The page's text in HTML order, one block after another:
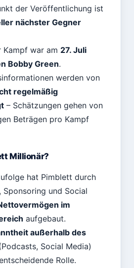
der Veröffentlichung ist
nächster Gegner
Kampf war am 27. Juli
Bobby Green.
werden von
regelmäßig
– Schätzungen gehen von
Beträgen pro Kampf
Millionär?
hat Pimblett durch
Sponsoring und Social
im
aufgebaut.
außerhalb des
Social Media)
Rolle.